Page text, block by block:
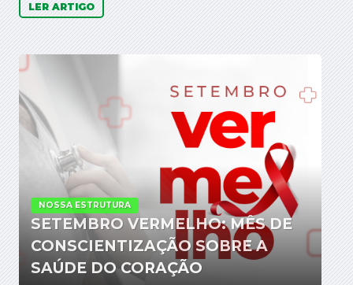
LER ARTIGO
NOSSA ESTRUTURA
SETEMBRO VERMELHO: MÊS DE
CONSCIENTIZAÇÃO SOBRE A
SAÚDE DO CORAÇÃO